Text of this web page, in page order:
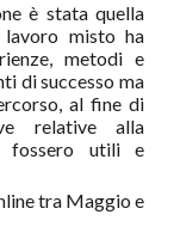
è stata quella
misto ha
metodi e
di successo ma
al fine di
relative alla
fossero utili e
tra Maggio e